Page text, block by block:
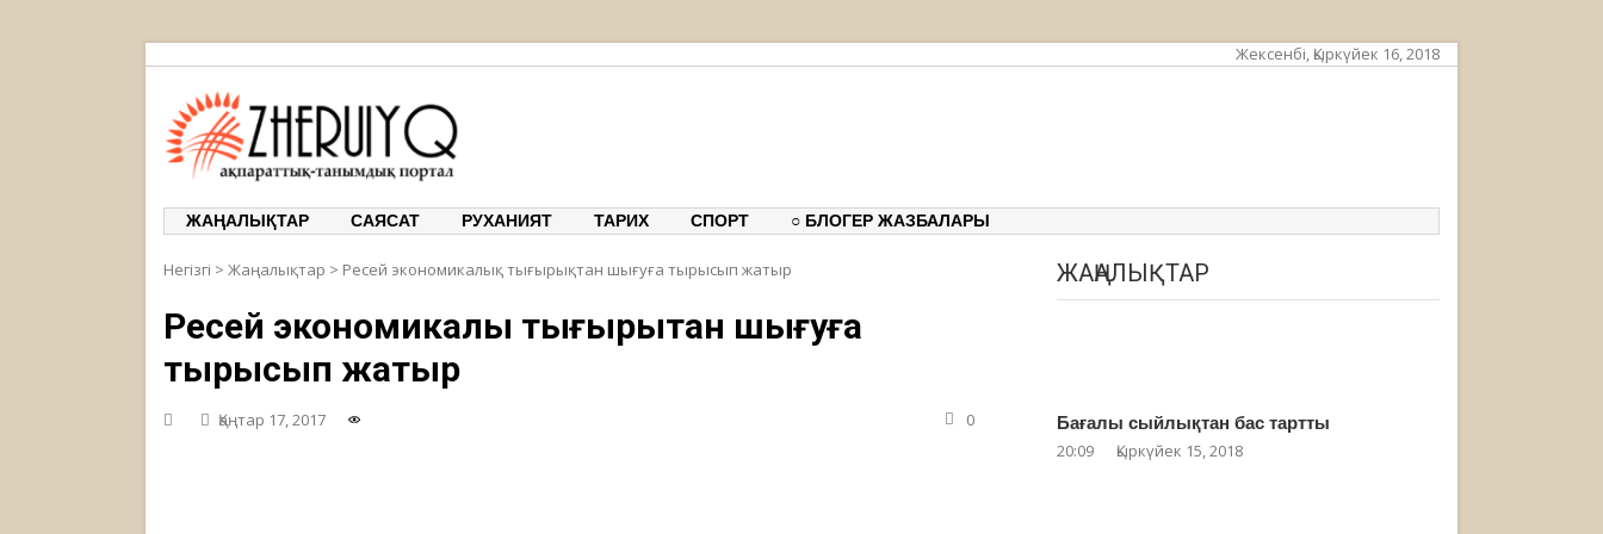
Жексенбі, Қыркүйек 16, 2018
ЖАҢАЛЫҚТАР САЯСАТ РУХАНИЯТ ТАРИХ СПОРТ ○ БЛОГЕР ЖАЗБАЛАРЫ
Негізгі > Жаңалықтар > Ресей экономикалық тығырықтан шығуға тырысып жатыр
Ресей экономикалық тығырықтан шығуға
тырысып жатыр
Қаңтар 17, 2017 0
ЖАҢАЛЫҚТАР
Бағалы сыйлықтан бас тартты
20:09 Қыркүйек 15, 2018